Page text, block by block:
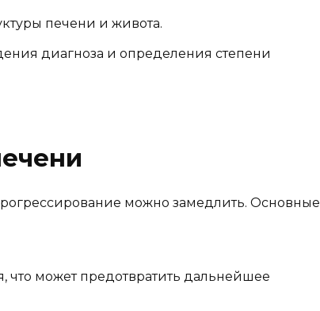
печени и живота.
диагноза и определения степени
можно замедлить. Основные
что может предотвратить дальнейшее